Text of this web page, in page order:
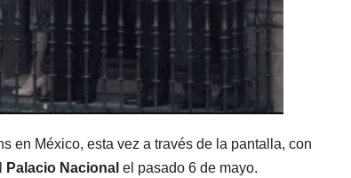
en México, esta vez a través de la pantalla, con
Palacio Nacional el pasado 6 de mayo.